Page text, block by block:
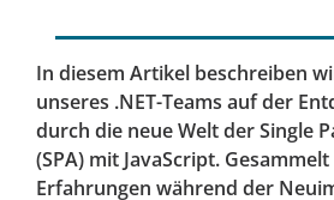
In diesem Artikel beschreiben
unseres .NET-Teams auf der
durch die neue Welt der Single
(SPA) mit JavaScript.
Erfahrungen während der